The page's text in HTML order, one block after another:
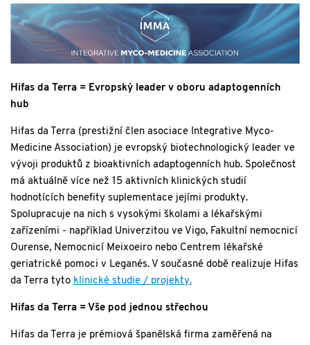
Hifas da Terra = Evropský leader v oboru adaptogenních
hub
Hifas da Terra (prestižní člen asociace Integrative Myco-
Medicine Association) je evropský biotechnologický leader ve
vývoji produktů z bioaktivních adaptogenních hub. Společnost
má aktuálně více než 15 aktivních klinických studií
hodnotících benefity suplementace jejími produkty.
Spolupracuje na nich s vysokými školami a lékařskými
zařízeními - například Univerzitou ve Vigo, Fakultní nemocnicí
Ourense, Nemocnicí Meixoeiro nebo Centrem lékařské
geriatrické pomoci v Leganés. V současné době realizuje Hifas
da Terra tyto klinické studie / projekty.
Hifas da Terra = Vše pod jednou střechou
Hifas da Terra je prémiová španělská firma zaměřená na